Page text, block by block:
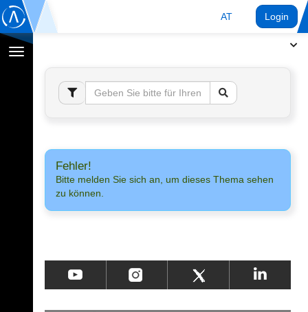
AT Login
Navigation
umschalten
Fehler!
Bitte melden Sie sich an, um dieses Thema sehen
zu können.